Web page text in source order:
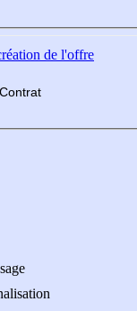
de l'offre
Contrat